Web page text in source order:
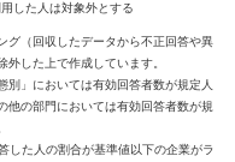
した人は対象外とする
グ（回収したデータから不正回答や異
した上で作成しています。
」においては有効回答者数が規定人
他の部門においては有効回答者数が規
た人の割合が基準値以下の企業がラ